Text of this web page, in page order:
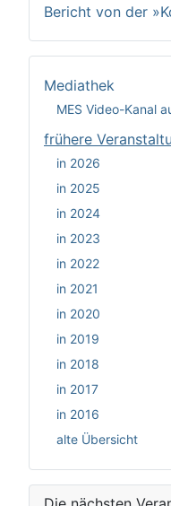
Bericht von der
Mediathek
MES Video-Kanal
frühere
in 2026
in 2025
in 2024
in 2023
in 2022
in 2021
in 2020
in 2019
in 2018
in 2017
in 2016
alte Übersicht